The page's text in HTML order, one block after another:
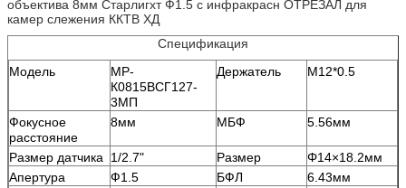
объектива 8мм Старлигхт Ф1.5 с инфракрасн ОТРЕЗАЛ для
камер слежения ККТВ ХД
Спецификация
Модель
МР-
К0815ВСГ127-
3МП
Держатель М12*0.5
Фокусное
расстояние
8мм МБФ 5.56мм
Размер датчика 1/2.7" Размер
Φ14×18.2мм
Апертура
Ф1.5 БФЛ
6.43мм